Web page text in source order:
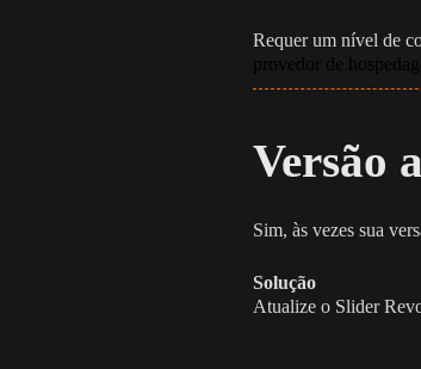
Requer um nível de
Versão
Sim, às vezes sua
Solução
Atualize o Slider